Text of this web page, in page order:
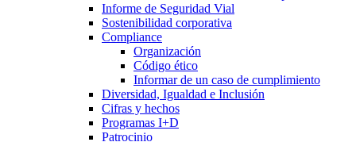
Informe de Seguridad Vial
Sostenibilidad corporativa
Compliance
Organización
Código ético
Informar de un caso de cumplimiento
Diversidad, Igualdad e Inclusión
Cifras y hechos
Programas I+D
Patrocinio